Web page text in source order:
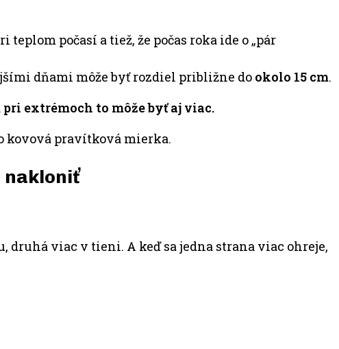
počasí a tiež, že počas roka ide o „pár
dňami môže byť rozdiel približne do okolo 15 cm.
extrémoch to môže byť aj viac.
kovová pravítková mierka.
nakloniť
druhá viac v tieni. A keď sa jedna strana viac ohreje,